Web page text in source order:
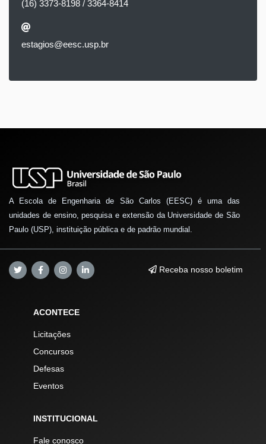
(16) 3373-8198 / 3364-8414
estagios@eesc.usp.br
A Escola de Engenharia de São Carlos (EESC) é uma das
unidades de ensino, pesquisa e extensão da Universidade de São
Paulo (USP), instituição pública e de padrão mundial.
Receba nosso boletim
ACONTECE
Licitações
Concursos
Defesas
Eventos
INSTITUCIONAL
Fale conosco